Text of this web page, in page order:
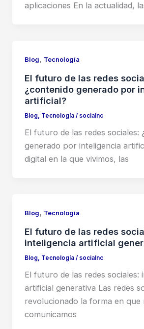
aplicaciones En la actualidad,
Blog, Tecnología
El futuro de las redes
¿contenido generado por
artificial?
Blog, Tecnología/ socialnc
El futuro de las redes sociales:
generado por inteligencia
digital en la que vivimos, las
Blog, Tecnología
El futuro de las redes
inteligencia artificial
Blog, Tecnología/ socialnc
El futuro de las redes sociales:
artificial generativa Las redes
revolucionado la forma en que
comunicamos